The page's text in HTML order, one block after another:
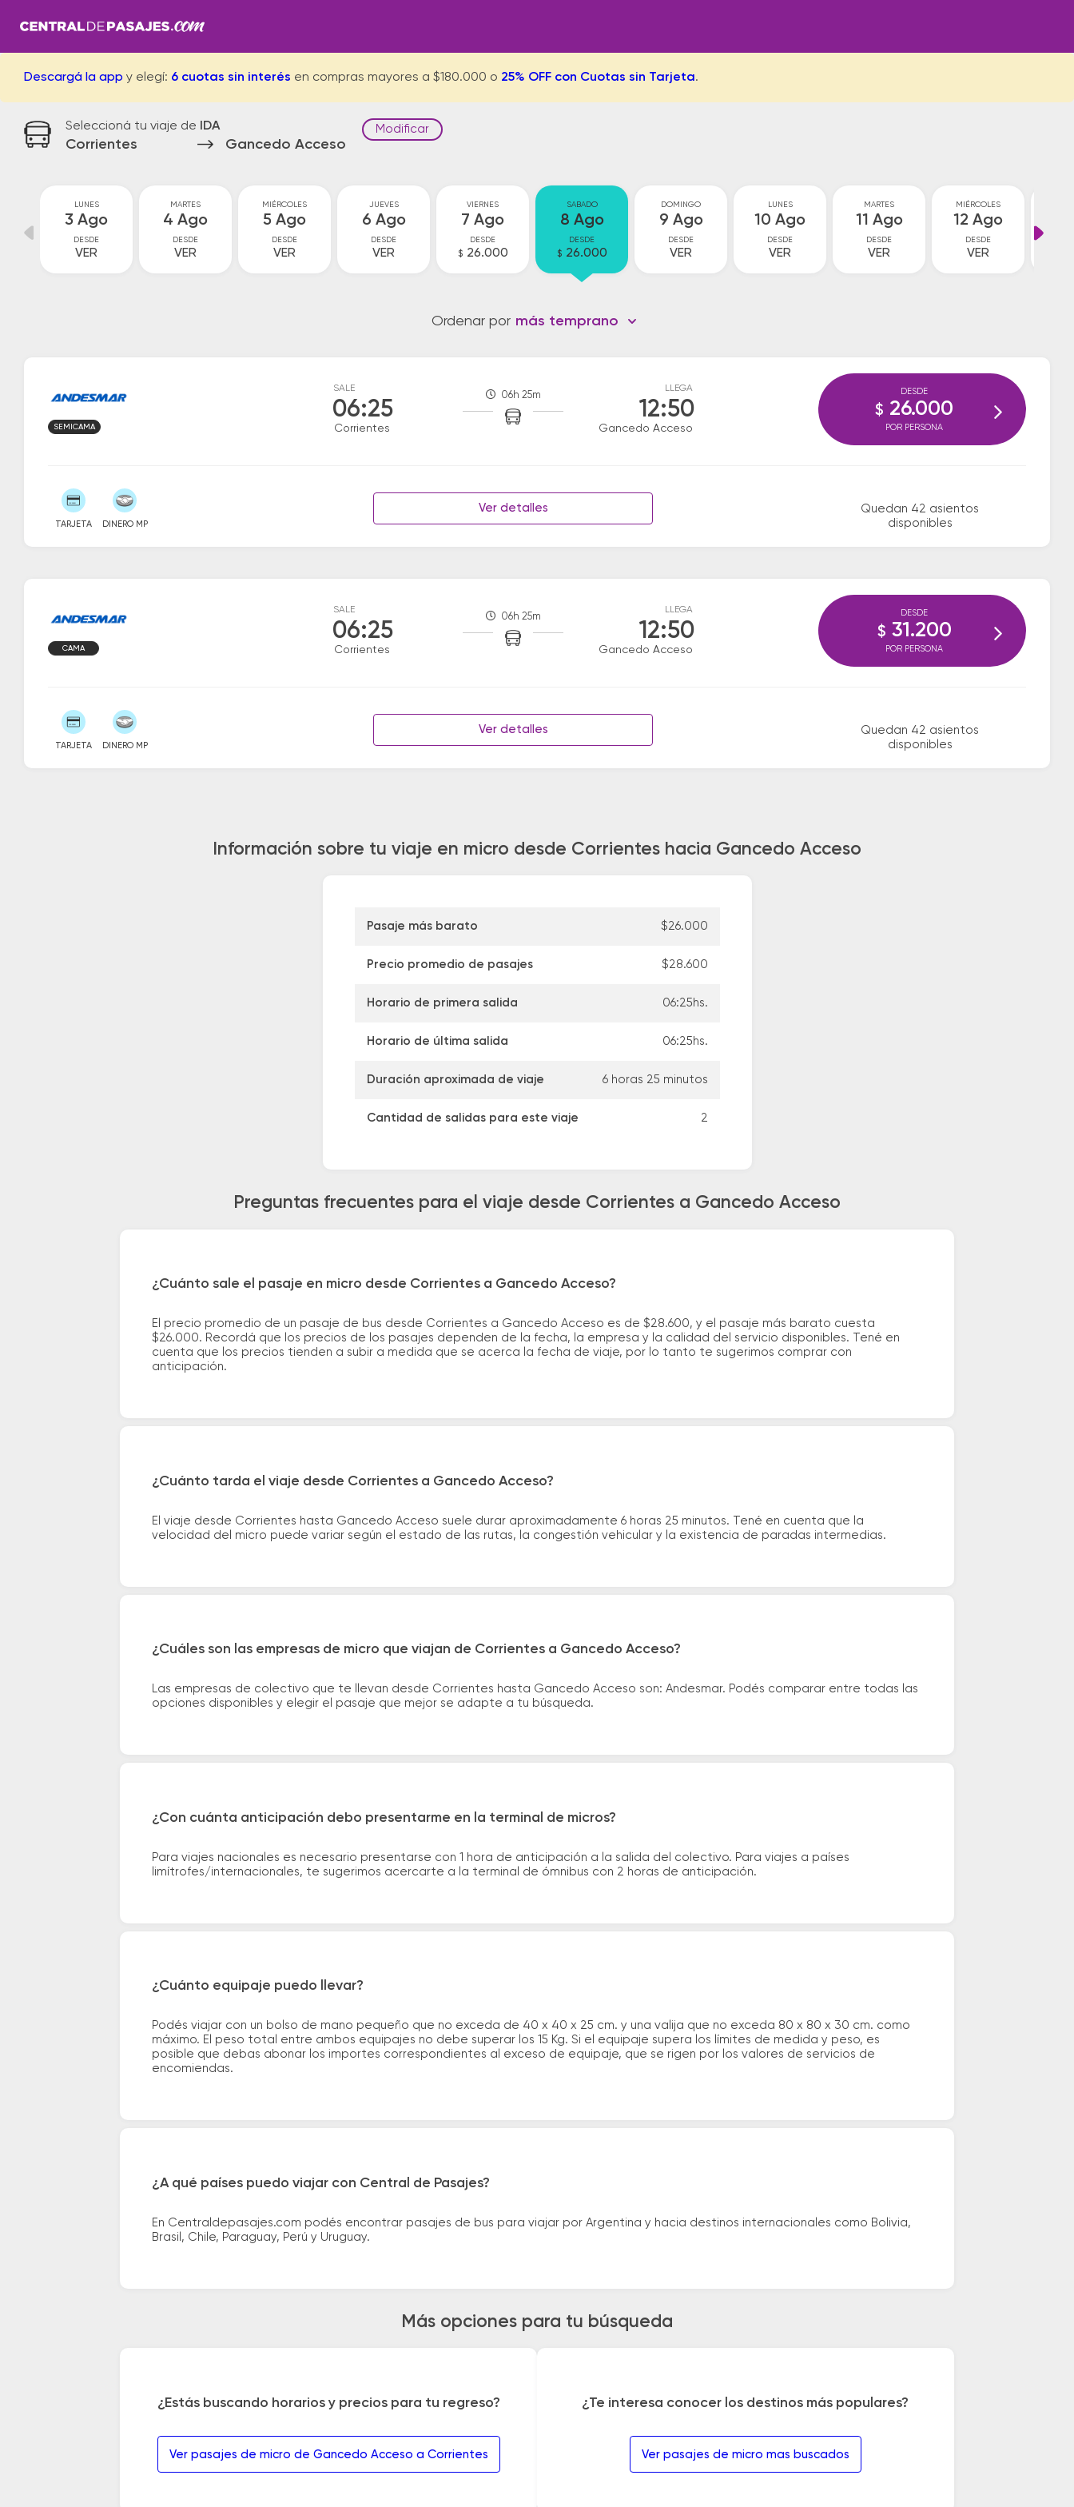
Descargá la app y elegí: 6 cuotas sin interés en compras mayores a $180.000 o 25% OFF con Cuotas sin Tarjeta.
Seleccioná tu viaje de IDA
Corrientes Gancedo Acceso
Modificar
LUNES
3 Ago
DESDE
VER
MARTES
4 Ago
DESDE
VER
MIÉRCOLES
5 Ago
DESDE
VER
JUEVES
6 Ago
DESDE
VER
VIERNES
7 Ago
DESDE
$ 26.000
SABADO
8 Ago
DESDE
$ 26.000
DOMINGO
9 Ago
DESDE
VER
LUNES
10 Ago
DESDE
VER
MARTES
11 Ago
DESDE
VER
MIÉRCOLES
12 Ago
DESDE
VER
Ordenar por más temprano
SALE
06:25
Corrientes
06h 25m
LLEGA
12:50
Gancedo Acceso
SEMICAMA
TARJETA DINERO MP
Ver detalles
Quedan 42 asientos
disponibles
DESDE
$ 26.000
POR PERSONA
SALE
06:25
Corrientes
06h 25m
LLEGA
12:50
Gancedo Acceso
CAMA
TARJETA DINERO MP
Ver detalles
Quedan 42 asientos
disponibles
DESDE
$ 31.200
POR PERSONA
Información sobre tu viaje en micro desde Corrientes hacia Gancedo Acceso
Pasaje más barato $26.000
Precio promedio de pasajes $28.600
Horario de primera salida 06:25hs.
Horario de última salida 06:25hs.
Duración aproximada de viaje 6 horas 25 minutos
Cantidad de salidas para este viaje 2
Preguntas frecuentes para el viaje desde Corrientes a Gancedo Acceso
¿Cuánto sale el pasaje en micro desde Corrientes a Gancedo Acceso?
El precio promedio de un pasaje de bus desde Corrientes a Gancedo Acceso es de $28.600, y el pasaje más barato cuesta
$26.000. Recordá que los precios de los pasajes dependen de la fecha, la empresa y la calidad del servicio disponibles. Tené en
cuenta que los precios tienden a subir a medida que se acerca la fecha de viaje, por lo tanto te sugerimos comprar con
anticipación.
¿Cuánto tarda el viaje desde Corrientes a Gancedo Acceso?
El viaje desde Corrientes hasta Gancedo Acceso suele durar aproximadamente 6 horas 25 minutos. Tené en cuenta que la
velocidad del micro puede variar según el estado de las rutas, la congestión vehicular y la existencia de paradas intermedias.
¿Cuáles son las empresas de micro que viajan de Corrientes a Gancedo Acceso?
Las empresas de colectivo que te llevan desde Corrientes hasta Gancedo Acceso son: Andesmar. Podés comparar entre todas las
opciones disponibles y elegir el pasaje que mejor se adapte a tu búsqueda.
¿Con cuánta anticipación debo presentarme en la terminal de micros?
Para viajes nacionales es necesario presentarse con 1 hora de anticipación a la salida del colectivo. Para viajes a países
limítrofes/internacionales, te sugerimos acercarte a la terminal de ómnibus con 2 horas de anticipación.
¿Cuánto equipaje puedo llevar?
Podés viajar con un bolso de mano pequeño que no exceda de 40 x 40 x 25 cm. y una valija que no exceda 80 x 80 x 30 cm. como
máximo. El peso total entre ambos equipajes no debe superar los 15 Kg. Si el equipaje supera los límites de medida y peso, es
posible que debas abonar los importes correspondientes al exceso de equipaje, que se rigen por los valores de servicios de
encomiendas.
¿A qué países puedo viajar con Central de Pasajes?
En Centraldepasajes.com podés encontrar pasajes de bus para viajar por Argentina y hacia destinos internacionales como Bolivia,
Brasil, Chile, Paraguay, Perú y Uruguay.
Más opciones para tu búsqueda
¿Estás buscando horarios y precios para tu regreso?
Ver pasajes de micro de Gancedo Acceso a Corrientes
¿Te interesa conocer los destinos más populares?
Ver pasajes de micro mas buscados